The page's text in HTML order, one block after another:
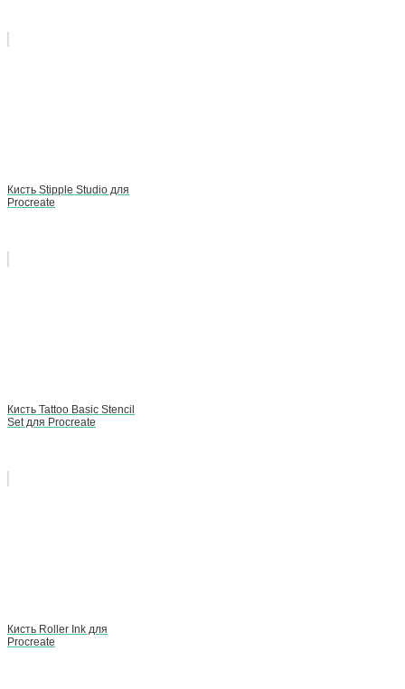
Кисть Stipple Studio для
Procreate
Кисть Tattoo Basic Stencil
Set для Procreate
Кисть Roller Ink для
Procreate